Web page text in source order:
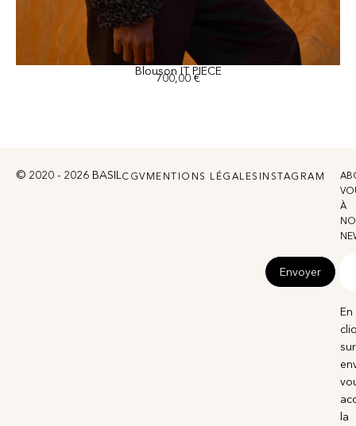
Blouson IT PIECE
700,00€
© 2020 - 2026 BASILCGVMENTIONS LÉGALES INSTAGRAM
À
Envoyer
En
sur
la